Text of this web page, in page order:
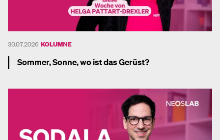
30.07.2026 KOLUMNE
Sommer, Sonne, wo ist das Gerüst?